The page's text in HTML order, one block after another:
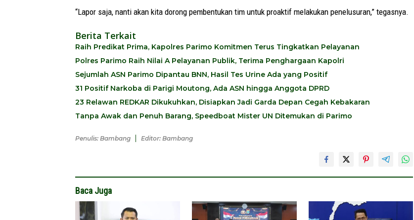
“Lapor saja, nanti akan kita dorong pembentukan tim untuk proaktif melakukan penelusuran,” tegasnya.
Berita Terkait
Raih Predikat Prima, Kapolres Parimo Komitmen Terus Tingkatkan Pelayanan
Polres Parimo Raih Nilai A Pelayanan Publik, Terima Penghargaan Kapolri
Sejumlah ASN Parimo Dipantau BNN, Hasil Tes Urine Ada yang Positif
31 Positif Narkoba di Parigi Moutong, Ada ASN hingga Anggota DPRD
23 Relawan REDKAR Dikukuhkan, Disiapkan Jadi Garda Depan Cegah Kebakaran
Tanpa Awak dan Penuh Barang, Speedboat Mister UN Ditemukan di Parimo
Penulis: Bambang Editor: Bambang
Baca Juga